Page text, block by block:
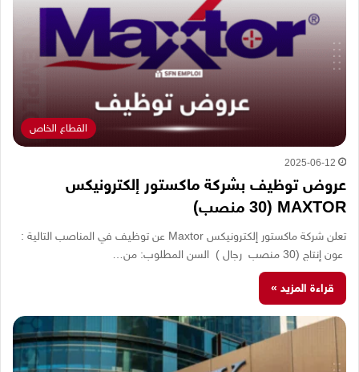
القطاع الخاص
2025-06-12
عروض توظيف بشركة ماكستور إلكترونيكس
MAXTOR (30 منصب)
تعلن شركة ماكستور إلكترونيكس Maxtor عن توظيف في المناصب التالية :
عون إنتاج (30 منصب رجال ) السن المطلوب: من…
قراءة المزيد »